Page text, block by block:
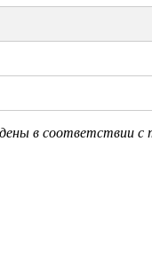
в соответствии с